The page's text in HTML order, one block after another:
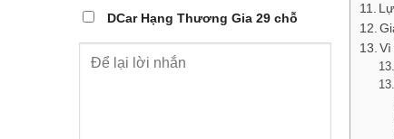
DCar Hạng Thương Gia 29 chỗ
Vì